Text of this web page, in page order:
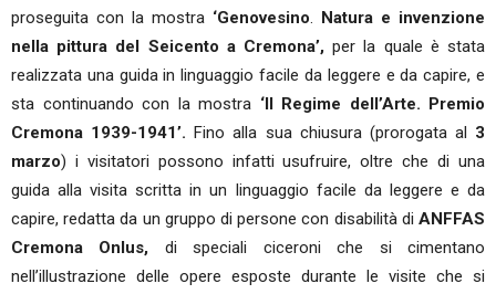
proseguita con la mostra ‘Genovesino. Natura e invenzione
nella pittura del Seicento a Cremona’,per la quale è stata
realizzata una guida in linguaggio facile da leggere e da capire, e
sta continuando con la mostra ‘Il Regime dell’Arte. Premio
Cremona 1939-1941’. Fino alla sua chiusura (prorogata al 3
marzo) i visitatori possono infatti usufruire, oltre che di una
guida alla visita scritta in un linguaggio facile da leggere e da
capire, redatta da un gruppo di persone con disabilità di ANFFAS
Cremona Onlus, di speciali ciceroni che si cimentano
nell’illustrazione delle opere esposte durante le visite che si